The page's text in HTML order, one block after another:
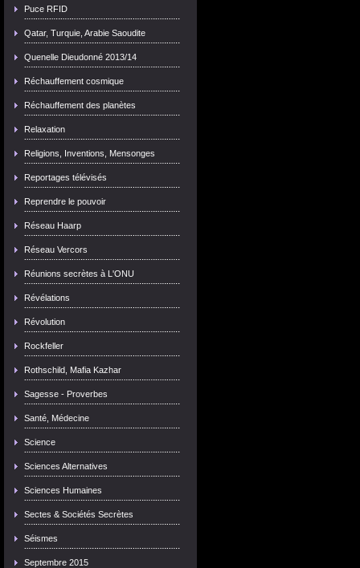
Puce RFID
Qatar, Turquie, Arabie Saoudite
Quenelle Dieudonné 2013/14
Réchauffement cosmique
Réchauffement des planètes
Relaxation
Religions, Inventions, Mensonges
Reportages télévisés
Reprendre le pouvoir
Réseau Haarp
Réseau Vercors
Réunions secrètes à L'ONU
Révélations
Révolution
Rockfeller
Rothschild, Mafia Kazhar
Sagesse - Proverbes
Santé, Médecine
Science
Sciences Alternatives
Sciences Humaines
Sectes & Sociétés Secrètes
Séismes
Septembre 2015